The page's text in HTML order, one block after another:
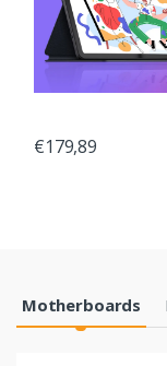
€179,89
Products
Motherboards